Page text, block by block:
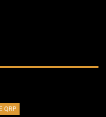
QRP